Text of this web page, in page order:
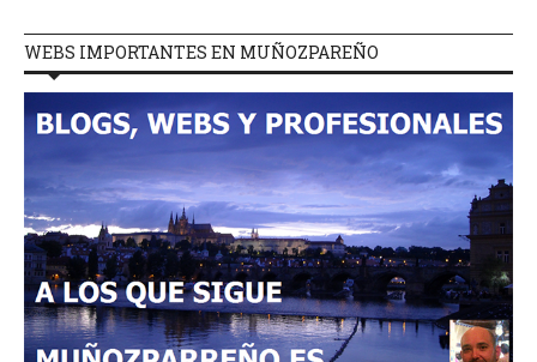
WEBS IMPORTANTES EN MUÑOZPAREÑO